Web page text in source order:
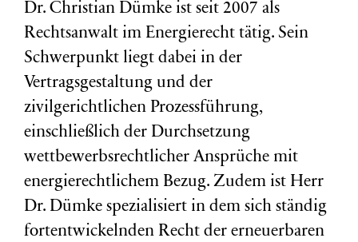
Dr. Christian Dümke ist seit 2007 als
Rechtsanwalt im Energierecht tätig. Sein
Schwerpunkt liegt dabei in der
Vertragsgestaltung und der
zivilgerichtlichen Prozessführung,
einschließlich der Durchsetzung
wettbewerbsrechtlicher Ansprüche mit
energierechtlichem Bezug. Zudem ist Herr
Dr. Dümke spezialisiert in dem sich ständig
fortentwickelnden Recht der erneuerbaren